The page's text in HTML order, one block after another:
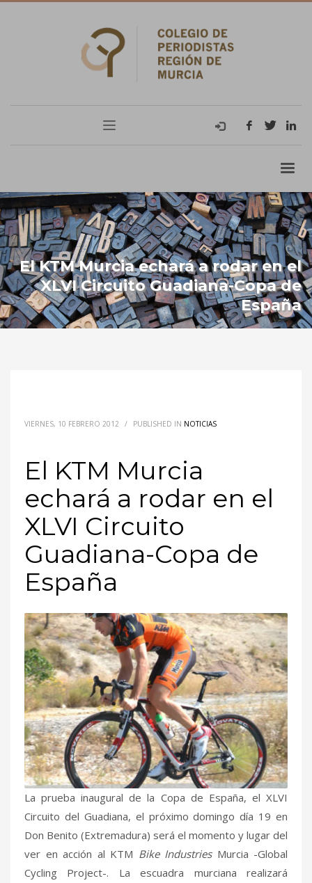
El KTM Murcia echará a rodar en el
XLVI Circuito Guadiana-Copa de
España
VIERNES, 10 FEBRERO 2012 / PUBLISHED IN NOTICIAS
El KTM Murcia
echará a rodar en el
XLVI Circuito
Guadiana-Copa de
España
La prueba inaugural de la Copa de España, el XLVI
Circuito del Guadiana, el próximo domingo día 19 en
Don Benito (Extremadura) será el momento y lugar del
ver en acción al KTM Bike IndustriesMurcia -Global
Cycling Project-. La escuadra murciana realizará